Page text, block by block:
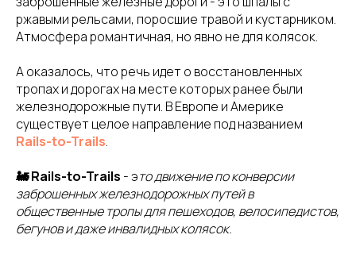
ржавыми рельсами, поросшие травой и кустарником.
Атмосфера романтичная, но явно не для колясок.
А оказалось, что речь идет о восстановленных
тропах и дорогах на месте которых ранее были
железнодорожные пути. В Европе и Америке
существует целое направление под названием
Rails-to-Trails.
🚂 Rails-to-Trails - это движение по конверсии
заброшенных железнодорожных путей в
общественные тропы для пешеходов, велосипедистов,
бегунов и даже инвалидных колясок.